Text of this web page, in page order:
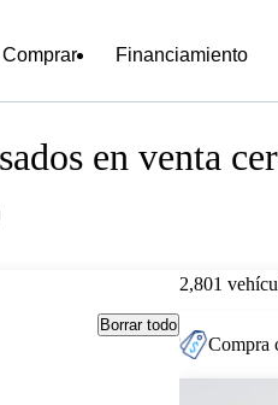
Comprar Financiamiento
en venta
Borrar todo
2,801
Compra